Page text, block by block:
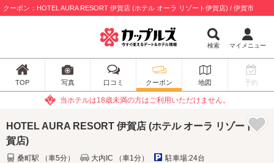
クーポン：HOTEL AURA RESORT 伊賀店 (ホテル オーラ リゾート伊賀店) / 伊賀市
検索 マイメニュー
TOP 写真 口コミ クーポン 地図 予約
当ホテルは18歳未満の方はご利用いただけません。
HOTEL AURA RESORT 伊賀店 (ホテル オーラ リゾート伊
賀店)
桑町駅 （車5分） 大内IC （車1分） 駐車場:24台